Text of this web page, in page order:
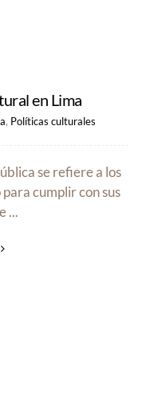
en Lima
, Políticas culturales
se refiere a los
cumplir con sus
...